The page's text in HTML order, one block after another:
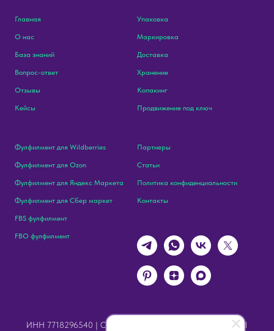
Главная
О нас
База знаний
Вопрос-ответ
Отзывы
Кейсы
Упаковка
Маркировка
Доставка
Хранение
Копакинг
Продвижение под ключ
Фулфилмент для Wildberries
Фулфилмент для Ozon
Фулфилмент для Яндекс Маркета
Фулфилмент для Сбер маркет
FBS фулфилмент
FBO фулфилмент
Партнеры
Статьи
Политика конфиденциальности
Контакты
ИНН 7718296540 | ОГРН 1167746128550 | КПП 771801001